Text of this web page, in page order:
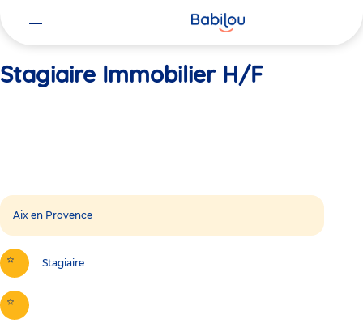
Stagiaire Immobilier H/F
Aix en Provence
Stagiaire